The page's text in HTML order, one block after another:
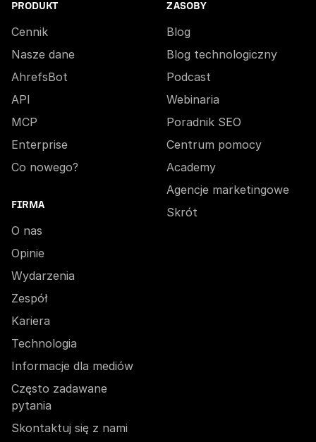
PRODUKT
Cennik
Nasze dane
AhrefsBot
API
MCP
Enterprise
Co nowego?
FIRMA
O nas
Opinie
Wydarzenia
Zespół
Kariera
Technologia
Informacje dla mediów
Często zadawane
pytania
Skontaktuj się z nami
ZASOBY
Blog
Blog technologiczny
Podcast
Webinaria
Poradnik SEO
Centrum pomocy
Academy
Agencje marketingowe
Skrót